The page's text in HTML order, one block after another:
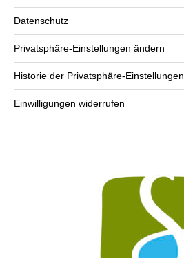
Datenschutz
Privatsphäre-Einstellungen ändern
Historie der Privatsphäre-Einstellungen
Einwilligungen widerrufen